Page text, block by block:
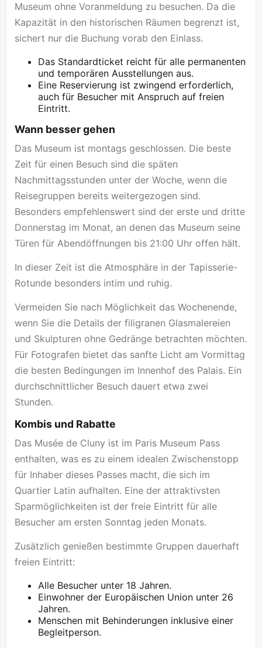
Museum ohne Voranmeldung zu besuchen. Da die
Kapazität in den historischen Räumen begrenzt ist,
sichert nur die Buchung vorab den Einlass.
Das Standardticket reicht für alle permanenten
und temporären Ausstellungen aus.
Eine Reservierung ist zwingend erforderlich,
auch für Besucher mit Anspruch auf freien
Eintritt.
Wann besser gehen
Das Museum ist montags geschlossen. Die beste
Zeit für einen Besuch sind die späten
Nachmittagsstunden unter der Woche, wenn die
Reisegruppen bereits weitergezogen sind.
Besonders empfehlenswert sind der erste und dritte
Donnerstag im Monat, an denen das Museum seine
Türen für Abendöffnungen bis 21:00 Uhr offen hält.
In dieser Zeit ist die Atmosphäre in der Tapisserie-
Rotunde besonders intim und ruhig.
Vermeiden Sie nach Möglichkeit das Wochenende,
wenn Sie die Details der filigranen Glasmalereien
und Skulpturen ohne Gedränge betrachten möchten.
Für Fotografen bietet das sanfte Licht am Vormittag
die besten Bedingungen im Innenhof des Palais. Ein
durchschnittlicher Besuch dauert etwa zwei
Stunden.
Kombis und Rabatte
Das Musée de Cluny ist im Paris Museum Pass
enthalten, was es zu einem idealen Zwischenstopp
für Inhaber dieses Passes macht, die sich im
Quartier Latin aufhalten. Eine der attraktivsten
Sparmöglichkeiten ist der freie Eintritt für alle
Besucher am ersten Sonntag jeden Monats.
Zusätzlich genießen bestimmte Gruppen dauerhaft
freien Eintritt:
Alle Besucher unter 18 Jahren.
Einwohner der Europäischen Union unter 26
Jahren.
Menschen mit Behinderungen inklusive einer
Begleitperson.